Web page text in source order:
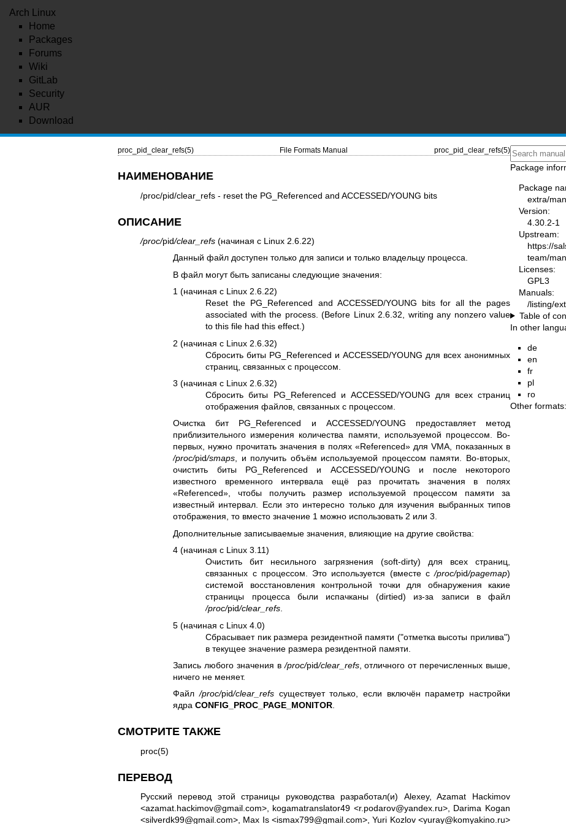
Arch Linux
Home
Packages
Forums
Wiki
GitLab
Security
AUR
Download
proc_pid_clear_refs(5) File Formats Manual proc_pid_clear_refs(5)
НАИМЕНОВАНИЕ
/proc/pid/clear_refs - reset the PG_Referenced and ACCESSED/YOUNG bits
ОПИСАНИЕ
/proc/pid/clear_refs(начиная с Linux 2.6.22)
Данный файл доступен только для записи и только владельцу процесса.
В файл могут быть записаны следующие значения:
1 (начиная с Linux 2.6.22)
Reset the PG_Referenced and ACCESSED/YOUNG bits for all the pages
associated with the process. (Before Linux 2.6.32, writing any nonzero value
to this file had this effect.)
2 (начиная с Linux 2.6.32)
Сбросить биты PG_Referenced и ACCESSED/YOUNG для всех анонимных
страниц, связанных с процессом.
3 (начиная с Linux 2.6.32)
Сбросить биты PG_Referenced и ACCESSED/YOUNG для всех страниц
отображения файлов, связанных с процессом.
Очистка бит PG_Referenced и ACCESSED/YOUNG предоставляет метод
приблизительного измерения количества памяти, используемой процессом. Во-
первых, нужно прочитать значения в полях «Referenced» для VMA, показанных в
/proc/pid/smaps, и получить объём используемой процессом памяти. Во-вторых,
очистить биты PG_Referenced и ACCESSED/YOUNG и после некоторого
известного временного интервала ещё раз прочитать значения в полях
«Referenced», чтобы получить размер используемой процессом памяти за
известный интервал. Если это интересно только для изучения выбранных типов
отображения, то вместо значение 1 можно использовать 2 или 3.
Дополнительные записываемые значения, влияющие на другие свойства:
4 (начиная с Linux 3.11)
Очистить бит несильного загрязнения (soft-dirty) для всех страниц,
связанных с процессом. Это используется (вместе с/proc/pid/pagemap)
системой восстановления контрольной точки для обнаружения какие
страницы процесса были испачканы (dirtied) из-за записи в файл
/proc/pid/clear_refs
5 (начиная с Linux 4.0)
Сбрасывает пик размера резидентной памяти ("отметка высоты прилива")
в текущее значение размера резидентной памяти.
Запись любого значения в/proc/pid/clear_refs, отличного от перечисленных выше,
ничего не меняет.
Файл/proc/pid/clear_refsсуществует только, если включён параметр настройки
ядраCONFIG_PROC_PAGE_MONITOR.
СМОТРИТЕ ТАКЖЕ
proc(5)
ПЕРЕВОД
Русский перевод этой страницы руководства разработал(и) Alexey, Azamat Hackimov
<azamat.hackimov@gmail.com>, kogamatranslator49 <r.podarov@yandex.ru>, Darima Kogan
<silverdk99@gmail.com>, Max Is <ismax799@gmail.com>, Yuri Kozlov <yuray@komyakino.ru>
Package
Package
extra/
Version:
4.30.2-1
Upstream:
https://
team/
Licenses:
GPL3
Manuals:
/listing/
Table of
In other
de
en
fr
pl
ro
Other formats: